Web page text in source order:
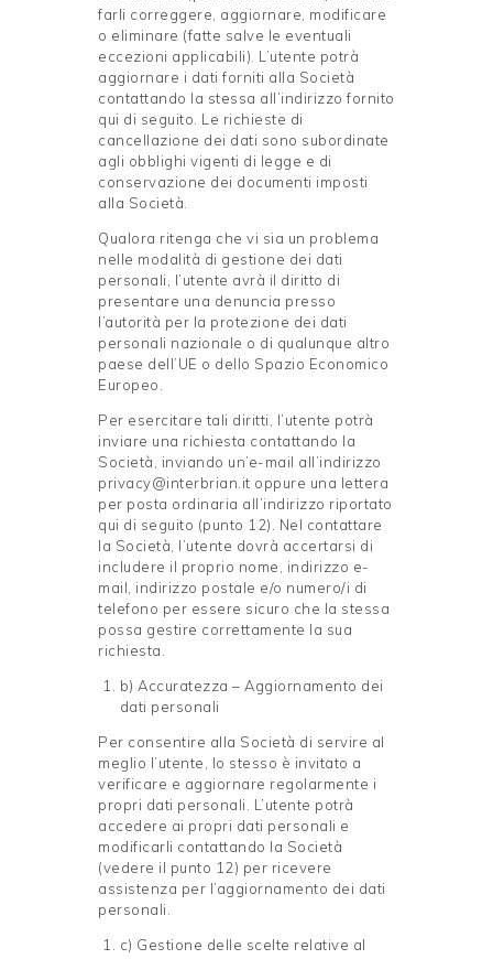
farli correggere, aggiornare, modificare
o eliminare (fatte salve le eventuali
eccezioni applicabili). L’utente potrà
aggiornare i dati forniti alla Società
contattando la stessa all’indirizzo fornito
qui di seguito. Le richieste di
cancellazione dei dati sono subordinate
agli obblighi vigenti di legge e di
conservazione dei documenti imposti
alla Società.
Qualora ritenga che vi sia un problema
nelle modalità di gestione dei dati
personali, l’utente avrà il diritto di
presentare una denuncia presso
l’autorità per la protezione dei dati
personali nazionale o di qualunque altro
paese dell’UE o dello Spazio Economico
Europeo.
Per esercitare tali diritti, l’utente potrà
inviare una richiesta contattando la
Società, inviando un’e-mail all’indirizzo
privacy@interbrian.it oppure una lettera
per posta ordinaria all’indirizzo riportato
qui di seguito (punto 12). Nel contattare
la Società, l’utente dovrà accertarsi di
includere il proprio nome, indirizzo e-
mail, indirizzo postale e/o numero/i di
telefono per essere sicuro che la stessa
possa gestire correttamente la sua
richiesta.
b) Accuratezza – Aggiornamento dei
dati personali
Per consentire alla Società di servire al
meglio l’utente, lo stesso è invitato a
verificare e aggiornare regolarmente i
propri dati personali. L’utente potrà
accedere ai propri dati personali e
modificarli contattando la Società
(vedere il punto 12) per ricevere
assistenza per l’aggiornamento dei dati
personali.
c) Gestione delle scelte relative al